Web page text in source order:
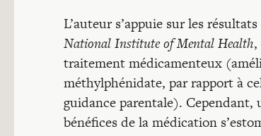
L’auteur s’appuie sur les
National Institute of Mental Health
traitement médicamenteux
méthylphénidate, par rapport à
guidance parentale). Cependant,
bénéfices de la médication